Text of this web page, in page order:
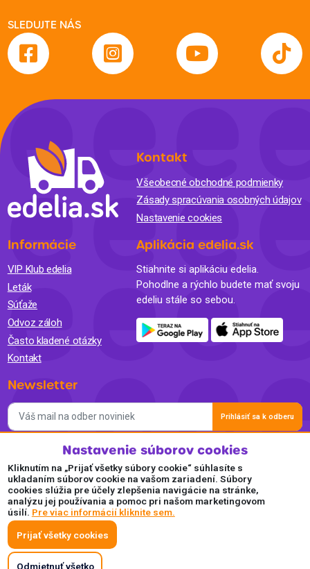
SLEDUJTE NÁS
Kontakt
Všeobecné obchodné podmienky
Zásady spracúvania osobných údajov
Nastavenie cookies
Informácie
VIP Klub edelia
Leták
Súťaže
Odvoz záloh
Často kladené otázky
Kontakt
Aplikácia edelia.sk
Stiahnite si aplikáciu edelia.
Pohodlne a rýchlo budete mať svoju
edeliu stále so sebou.
Newsletter
Prihlásiť sa k odberu
Súhlasím so spracovaním osobných údajov a so zasielaním
newslettra na marketingové účely a oboznámil som sa so
Zásadami ochrany osobných údajov.
Akceptujeme
Plaťte pohodlne a bezpečne online.
Nastavenie súborov cookies
Kliknutím na „Prijať všetky súbory cookie“ súhlasíte s
ukladaním súborov cookie na vašom zariadení. Súbory
cookies slúžia pre účely zlepšenia navigácie na stránke,
analýzu jej používania a pomoc pri našom marketingovom
úsilí. Pre viac informácií kliknite sem.
Prijať všetky cookies
Odmietnuť všetko